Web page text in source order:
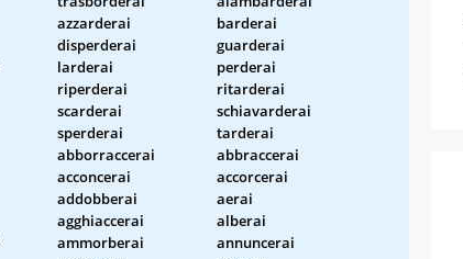
azzarderai
barderai
disperderai
guarderai
larderai
perderai
riperderai
ritarderai
scarderai
schiavarderai
sperderai
tarderai
abborraccerai
abbraccerai
acconcerai
accorcerai
addobberai
aerai
agghiaccerai
alberai
ammorberai
annuncerai